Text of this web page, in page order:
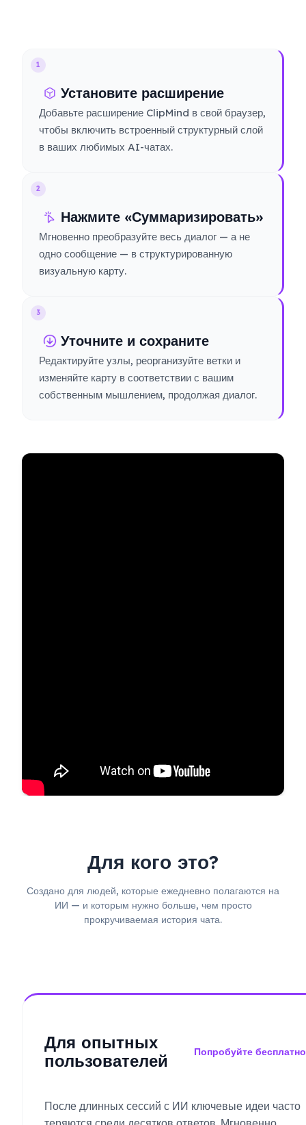
1
Установите расширение
Добавьте расширение ClipMind в свой браузер,
чтобы включить встроенный структурный слой
в ваших любимых AI-чатах.
2
Нажмите «Суммаризировать»
Мгновенно преобразуйте весь диалог — а не
одно сообщение — в структурированную
визуальную карту.
3
Уточните и сохраните
Редактируйте узлы, реорганизуйте ветки и
изменяйте карту в соответствии с вашим
собственным мышлением, продолжая диалог.
Для кого это?
Создано для людей, которые ежедневно полагаются на
ИИ — и которым нужно больше, чем просто
прокручиваемая история чата.
Для опытных
пользователей
Попробуйте бесплатно
После длинных сессий с ИИ ключевые идеи часто